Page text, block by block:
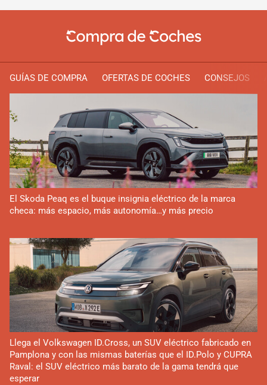
GUÍAS DE COMPRA OFERTAS DE COCHES CONSEJOS
El Skoda Peaq es el buque insignia eléctrico de la marca
checa: más espacio, más autonomía…y más precio
Llega el Volkswagen ID.Cross, un SUV eléctrico fabricado en
Pamplona y con las mismas baterías que el ID.Polo y CUPRA
Raval: el SUV eléctrico más barato de la gama tendrá que
esperar